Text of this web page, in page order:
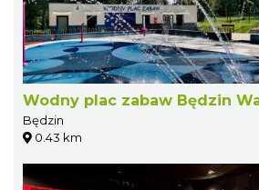
Wodny plac zabaw Będzin
Będzin
0.43 km